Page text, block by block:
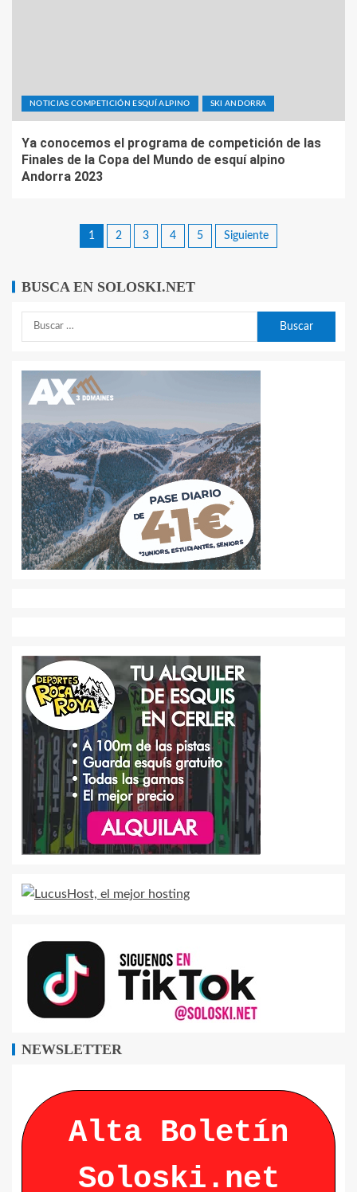
NOTICIAS COMPETICIÓN ESQUÍ ALPINO SKI ANDORRA
Ya conocemos el programa de competición de las
Finales de la Copa del Mundo de esquí alpino
Andorra 2023
1 2 3 4 5 Siguiente
BUSCA EN SOLOSKI.NET
NEWSLETTER
Alta Boletín
Soloski.net